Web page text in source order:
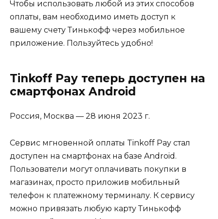
Чтобы использовать любой из этих способов
оплаты, вам необходимо иметь доступ к
вашему счету Тинькофф через мобильное
приложение. Пользуйтесь удобно!
Tinkoff Pay теперь доступен на
смартфонах Android
Россия, Москва — 28 июня 2023 г.
Сервис мгновенной оплаты Tinkoff Pay стал
доступен на смартфонах на базе Android.
Пользователи могут оплачивать покупки в
магазинах, просто приложив мобильный
телефон к платежному терминалу. К сервису
можно привязать любую карту Тинькофф